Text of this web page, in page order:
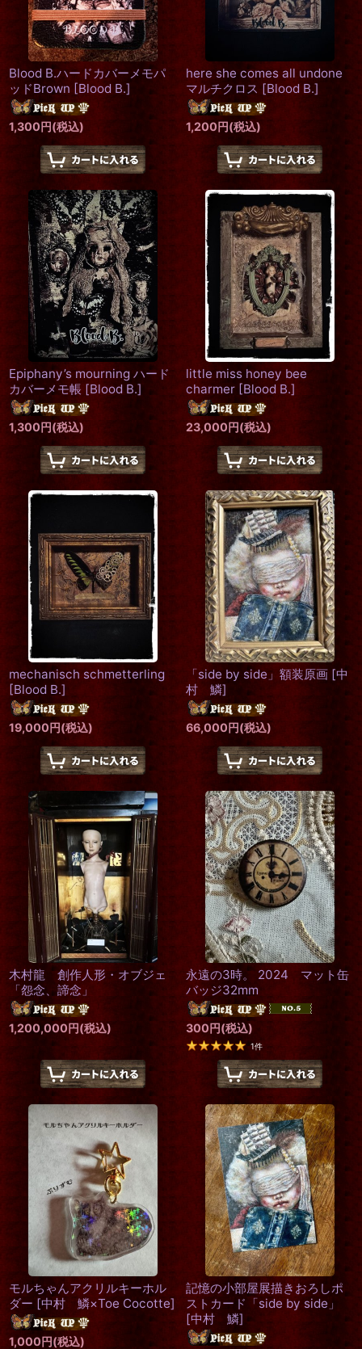
Blood B.ハードカバーメモパ
ッドBrown [Blood B.]
1,300円(税込)
here she comes all undone
マルチクロス [Blood B.]
1,200円(税込)
Epiphany’s mourning ハード
カバーメモ帳 [Blood B.]
1,300円(税込)
little miss honey bee
charmer [Blood B.]
23,000円(税込)
mechanisch schmetterling
[Blood B.]
19,000円(税込)
「side by side」額装原画 [中
村 鱗]
66,000円(税込)
木村龍 創作人形・オブジェ
「怨念、諦念」
1,200,000円(税込)
永遠の3時。 2024 マット缶
バッジ32mm
300円(税込)
1件
モルちゃんアクリルキーホル
ダー [中村 鱗×Toe Cocotte]
1,000円(税込)
記憶の小部屋展描きおろしポ
ストカード「side by side」
[中村 鱗]